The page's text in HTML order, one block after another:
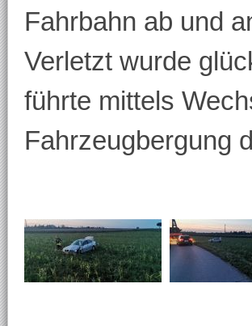
Fahrbahn ab und
Verletzt wurde
führte mittels
Fahrzeugbergung